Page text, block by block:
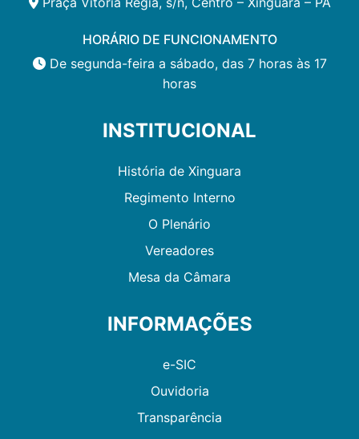
HORÁRIO DE FUNCIONAMENTO
De segunda-feira a sábado, das 7 horas às 17
horas
INSTITUCIONAL
História de Xinguara
Regimento Interno
O Plenário
Vereadores
Mesa da Câmara
INFORMAÇÕES
e-SIC
Ouvidoria
Transparência